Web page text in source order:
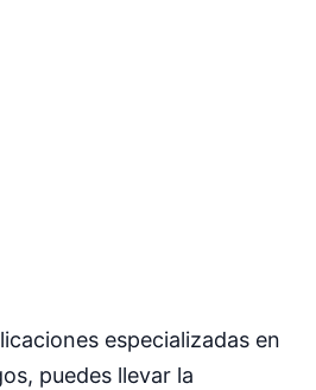
especializadas en
puedes llevar la